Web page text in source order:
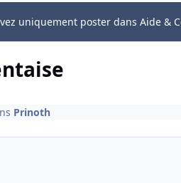
uniquement poster dans Aide &
Prinoth